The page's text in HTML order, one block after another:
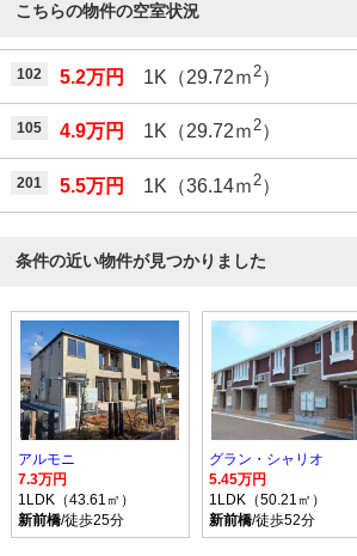
こちらの物件の空室状況
102 5.2万円 1K（29.72ｍ2）
105 4.9万円 1K（29.72ｍ2）
201 5.5万円 1K（36.14ｍ 2）
条件の近い物件が見つかりました
アルモニ
7.3万円
1LDK（43.61㎡）
新前橋/徒歩25分
グラン・シャリオ
5.45万円
1LDK（50.21㎡）
新前橋/徒歩52分